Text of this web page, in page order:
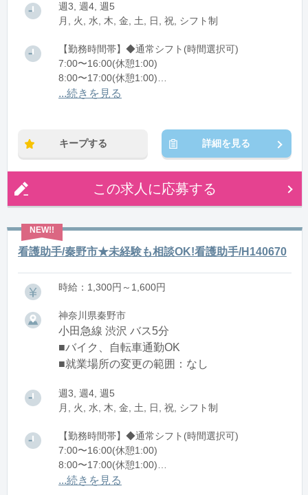
週3, 週4, 週5
月, 火, 水, 木, 金, 土, 日, 祝, シフト制
【勤務時間帯】◆通常シフト(時間選択可)
7:00〜16:00(休憩1:00)
8:00〜17:00(休憩1:00)
12:00〜21:00(休憩1:00)
...続きを見る
キープする 詳細を見る
この求人に応募する
看護助手/秦野市★未経験も相談OK!看護助手/H140670
時給：1,300円～1,600円
神奈川県秦野市
小田急線 渋沢 バス5分
■バイク、自転車通勤OK
■就業場所の変更の範囲：なし
週3, 週4, 週5
月, 火, 水, 木, 金, 土, 日, 祝, シフト制
【勤務時間帯】◆通常シフト(時間選択可)
7:00〜16:00(休憩1:00)
8:00〜17:00(休憩1:00)
12:00〜21:00(休憩1:00)
...続きを見る